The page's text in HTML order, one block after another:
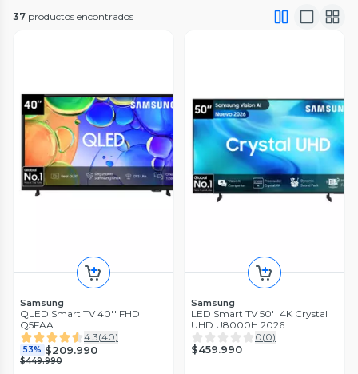
37 productos encontrados
Samsung
QLED Smart TV 40'' FHD
Q5FAA
4.3(40)
53% $209.990
$449.990
Samsung
LED Smart TV 50'' 4K Crystal
UHD U8000H 2026
0(0)
$459.990